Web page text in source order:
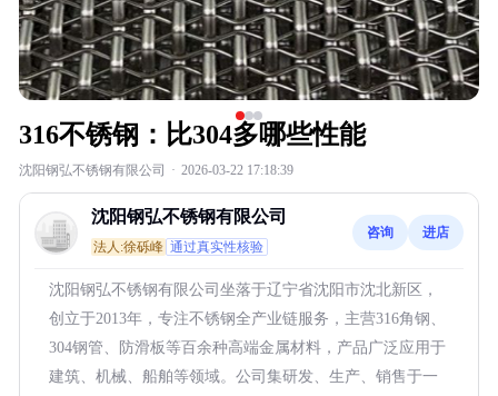
316不锈钢：比304多哪些性能
沈阳钢弘不锈钢有限公司 · 2026-03-22 17:18:39
沈阳钢弘不锈钢有限公司
法人:徐砾峰 通过真实性核验
咨询 进店
沈阳钢弘不锈钢有限公司坐落于辽宁省沈阳市沈北新区，
创立于2013年，专注不锈钢全产业链服务，主营316角钢、
304钢管、防滑板等百余种高端金属材料，产品广泛应用于
建筑、机械、船舶等领域。公司集研发、生产、销售于一